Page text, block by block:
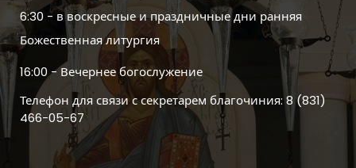
6:30 - в воскресные и праздничные дни ранняя
Божественная литургия
16:00 - Вечернее богослужение
Телефон для связи с секретарем благочиния: 8 (831)
466-05-67